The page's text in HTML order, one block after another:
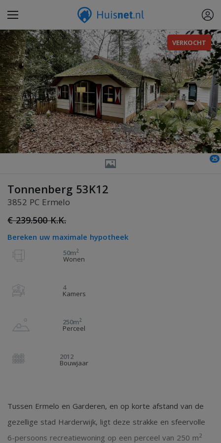
VERKOCHT
25
Tonnenberg 53K12
3852 PC Ermelo
€ 239.500 K.K.
Bereken uw maximale hypotheek
50m2
Wonen
4
Kamers
250m2
Perceel
2012
Bouwjaar
Tussen Ermelo en Garderen, en op korte afstand van de
gezellige stad Harderwijk, ligt deze strakke en sfeervolle
6-persoons recreatiewoning op een perceel van 250 m2